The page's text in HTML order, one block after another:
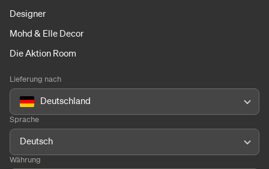
Designer
Mohd & Elle Decor
Die Aktion Room
Lieferung nach
Deutschland
Sprache
Deutsch
Währung